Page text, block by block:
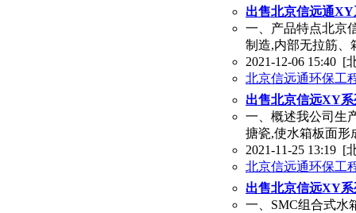
出售北京信远通
一、产品特点北京
制造,内部无拉筋、
2021-12-06 15:40 [
北京信远通环保工
出售北京信远XY
一、概述我公司生
搪瓷,使水箱板面形
2021-11-25 13:19 [
北京信远通环保工
出售北京信远XY
一、SMC组合式水